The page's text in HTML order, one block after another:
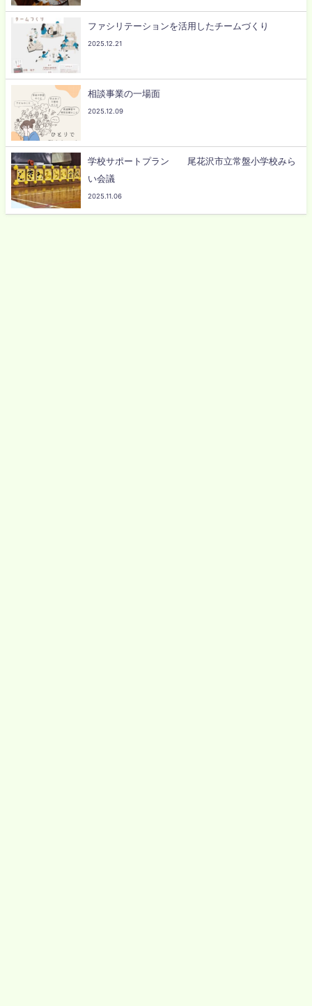
ファシリテーションを活用したチームづくり
2025.12.21
相談事業の一場面
2025.12.09
学校サポートプラン 尾花沢市立常盤小学校みら
い会議
2025.11.06